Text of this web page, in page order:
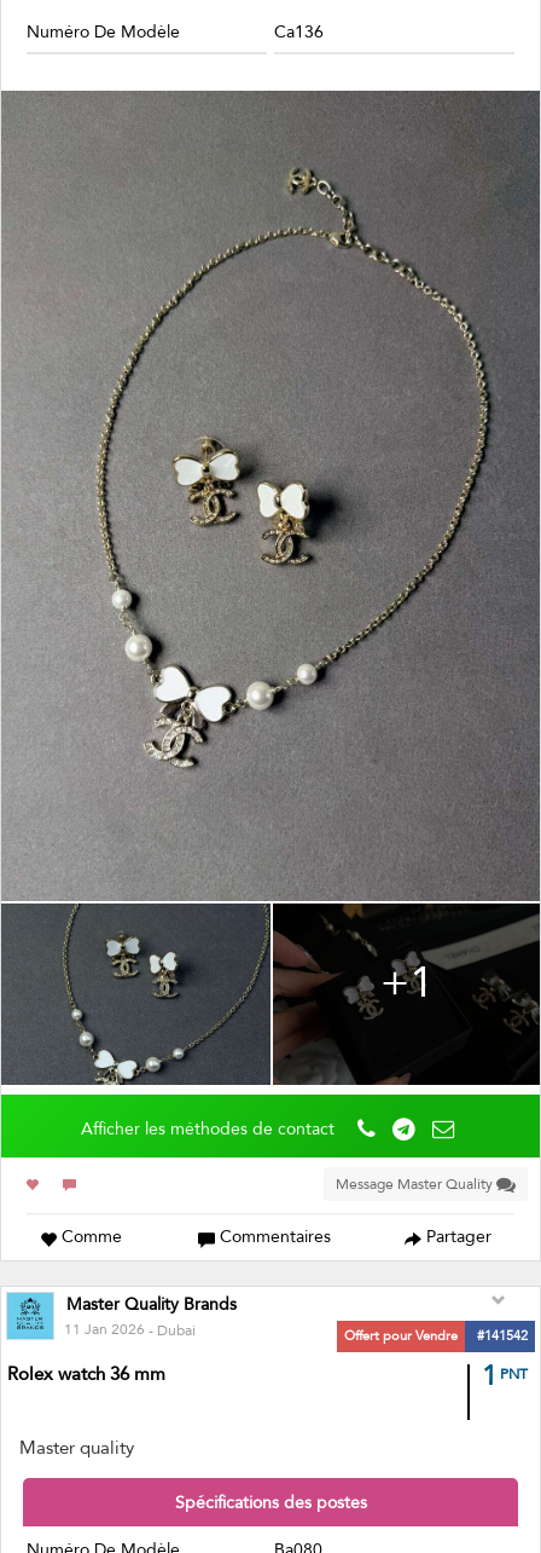
Numéro De Modèle
Ca136
+1
Afficher les méthodes de contact
Comme Commentaires Partager
Master Quality Brands
11 Jan 2026- Dubai Offert pour Vendre #141542
1PNT
Rolex watch 36 mm
Master quality
Spécifications des postes
Numéro De Modèle
Ba080